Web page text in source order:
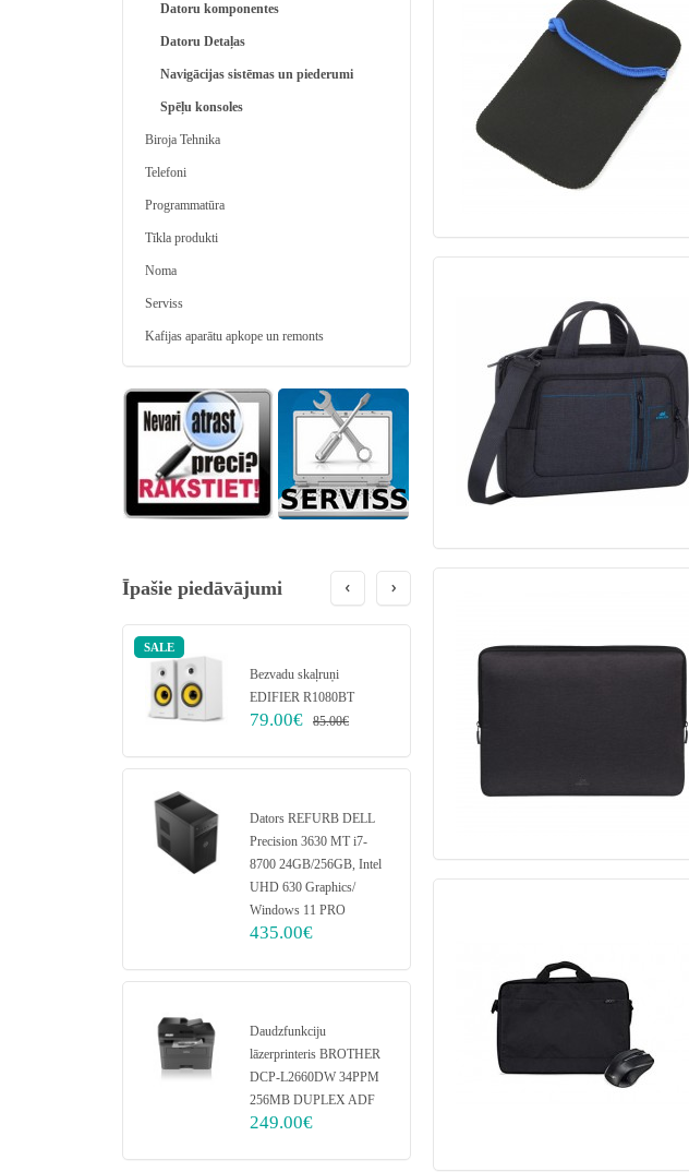
Datoru komponentes
Datoru Detaļas
Navigācijas sistēmas un piederumi
Spēļu konsoles
Biroja Tehnika
Telefoni
Programmatūra
Tīkla produkti
Noma
Serviss
Kafijas aparātu apkope un remonts
Īpašie piedāvājumi
SALE
Bezvadu skaļruņi
EDIFIER R1080BT
79.00€ 85.00€
Dators REFURB DELL
Precision 3630 MT i7-
8700 24GB/256GB, Intel
UHD 630 Graphics/
Windows 11 PRO
435.00€
Daudzfunkciju
lāzerprinteris BROTHER
DCP-L2660DW 34PPM
256MB DUPLEX ADF
249.00€